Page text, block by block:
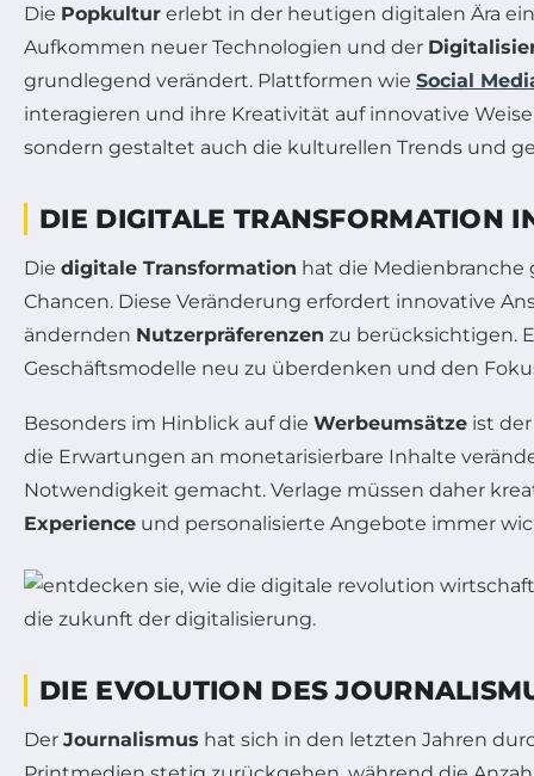
Die Popkultur erlebt in der heutigen digitalen Ära
Aufkommen neuer Technologien und der
grundlegend verändert. Plattformen wie Social
interagieren und ihre Kreativität auf innovative
sondern gestaltet auch die kulturellen Trends und
DIE DIGITALE TRANSFORMATION
Die digitale Transformation hat die
Chancen. Diese Veränderung erfordert innovative
ändernden Nutzerpräferenzen zu berücksichtigen.
Geschäftsmodelle neu zu überdenken und den
Besonders im Hinblick auf die Werbeumsätze ist
die Erwartungen an monetarisierbare Inhalte
Notwendigkeit gemacht. Verlage müssen daher
Experience und personalisierte Angebote immer
DIE EVOLUTION DES
Der Journalismus hat sich in den letzten Jahren